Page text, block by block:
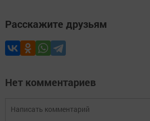
Расскажите друзьям
Нет комментариев